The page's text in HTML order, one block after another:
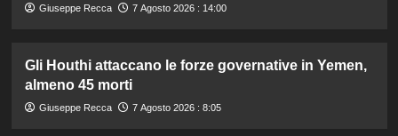
Giuseppe Recca 7 Agosto 2026 : 14:00
Gli Houthi attaccano le forze governative in Yemen,
almeno 45 morti
Giuseppe Recca 7 Agosto 2026 : 8:05